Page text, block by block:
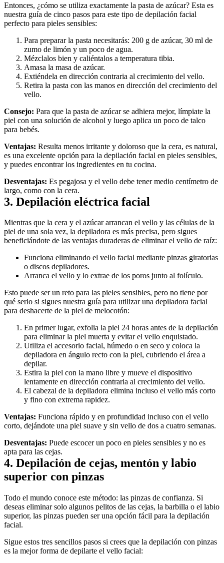
Entonces, ¿cómo se utiliza exactamente la pasta de azúcar? Esta es
nuestra guía de cinco pasos para este tipo de depilación facial
perfecto para pieles sensibles:
Para preparar la pasta necesitarás: 200 g de azúcar, 30 ml de
zumo de limón y un poco de agua.
Mézclalos bien y caliéntalos a temperatura tibia.
Amasa la masa de azúcar.
Extiéndela en dirección contraria al crecimiento del vello.
Retira la pasta con las manos en dirección del crecimiento del
vello.
Consejo: Para que la pasta de azúcar se adhiera mejor, límpiate la
piel con una solución de alcohol y luego aplica un poco de talco
para bebés.
Ventajas: Resulta menos irritante y doloroso que la cera, es natural,
es una excelente opción para la depilación facial en pieles sensibles,
y puedes encontrar los ingredientes en tu cocina.
Desventajas: Es pegajosa y el vello debe tener medio centímetro de
largo, como con la cera.
3. Depilación eléctrica facial
Mientras que la cera y el azúcar arrancan el vello y las células de la
piel de una sola vez, la depiladora es más precisa, pero sigues
beneficiándote de las ventajas duraderas de eliminar el vello de raíz:
Funciona eliminando el vello facial mediante pinzas giratorias
o discos depiladores.
Arranca el vello y lo extrae de los poros junto al folículo.
Esto puede ser un reto para las pieles sensibles, pero no tiene por
qué serlo si sigues nuestra guía para utilizar una depiladora facial
para deshacerte de la piel de melocotón:
En primer lugar, exfolia la piel 24 horas antes de la depilación
para eliminar la piel muerta y evitar el vello enquistado.
Utiliza el accesorio facial, húmedo o en seco y coloca la
depiladora en ángulo recto con la piel, cubriendo el área a
depilar.
Estira la piel con la mano libre y mueve el dispositivo
lentamente en dirección contraria al crecimiento del vello.
El cabezal de la depiladora elimina incluso el vello más corto
y fino con extrema rapidez.
Ventajas: Funciona rápido y en profundidad incluso con el vello
corto, dejándote una piel suave y sin vello de dos a cuatro semanas.
Desventajas: Puede escocer un poco en pieles sensibles y no es
apta para las cejas.
4. Depilación de cejas, mentón y labio
superior con pinzas
Todo el mundo conoce este método: las pinzas de confianza. Si
deseas eliminar solo algunos pelitos de las cejas, la barbilla o el labio
superior, las pinzas pueden ser una opción fácil para la depilación
facial.
Sigue estos tres sencillos pasos si crees que la depilación con pinzas
es la mejor forma de depilarte el vello facial: